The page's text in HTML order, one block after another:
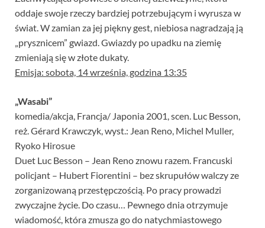
oddaje swoje rzeczy bardziej potrzebującym i wyrusza w
świat. W zamian za jej piękny gest, niebiosa nagradzają ją
„prysznicem” gwiazd. Gwiazdy po upadku na ziemię
zmieniają się w złote dukaty.
Emisja: sobota, 14 września, godzina 13:35
„Wasabi”
komedia/akcja, Francja/ Japonia 2001, scen. Luc Besson,
reż. Gérard Krawczyk, wyst.: Jean Reno, Michel Muller,
Ryoko Hirosue
Duet Luc Besson – Jean Reno znowu razem. Francuski
policjant – Hubert Fiorentini – bez skrupułów walczy ze
zorganizowaną przestępczością. Po pracy prowadzi
zwyczajne życie. Do czasu… Pewnego dnia otrzymuje
wiadomość, która zmusza go do natychmiastowego